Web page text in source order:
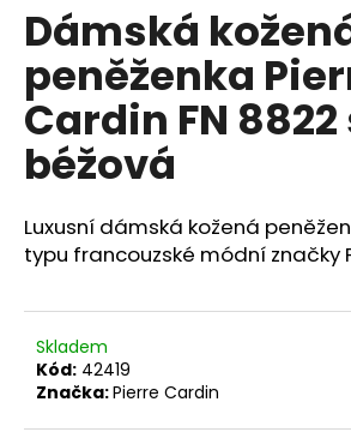
Dámská
peněženka
Cardin FN
béžová
Luxusní dámská kožená
typu francouzské módní značky
Skladem
Kód: 42419
Značka:Pierre Cardin
D
o
p
o
r
u
č
j
e
e